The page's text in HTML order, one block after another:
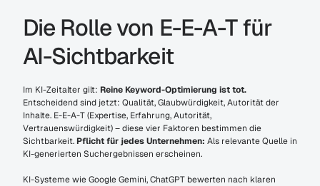
Die Rolle von E-E-A-T für
AI-Sichtbarkeit
Im KI-Zeitalter gilt: Reine Keyword-Optimierung ist tot.
Entscheidend sind jetzt: Qualität, Glaubwürdigkeit, Autorität der
Inhalte. E-E-A-T (Expertise, Erfahrung, Autorität,
Vertrauenswürdigkeit) – diese vier Faktoren bestimmen die
Sichtbarkeit. Pflicht für jedes Unternehmen: Als relevante Quelle in
KI-generierten Suchergebnissen erscheinen.
KI-Systeme wie Google Gemini, ChatGPT bewerten nach klaren